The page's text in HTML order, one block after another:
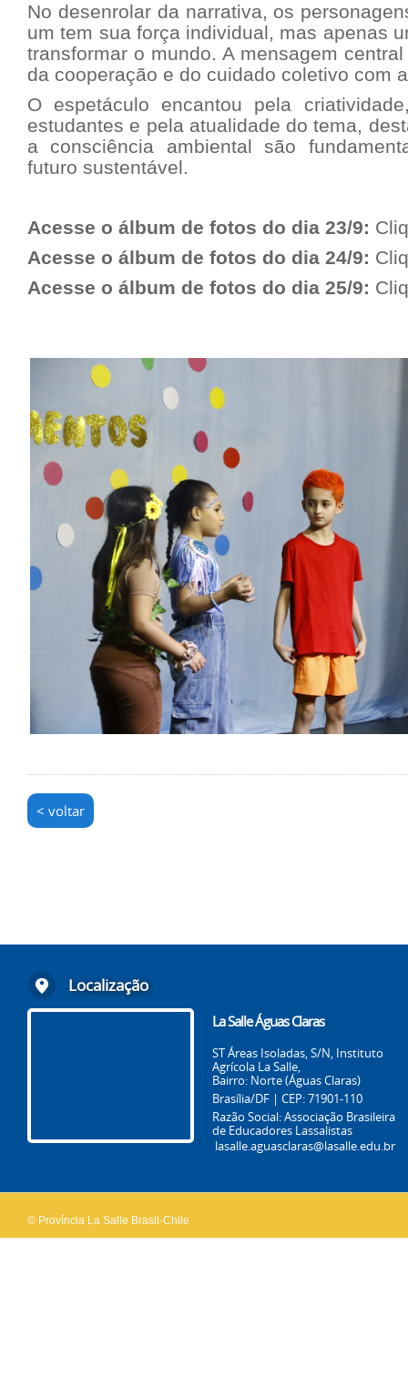
No desenrolar da narrativa, os
um tem sua força individual, mas apenas
transformar o mundo. A mensagem
da cooperação e do cuidado coletivo com
O espetáculo encantou pela
estudantes e pela atualidade do tema,
a consciência ambiental são
futuro sustentável.
Acesse o álbum de fotos do dia 23/9:
Acesse o álbum de fotos do dia 24/9:
Acesse o álbum de fotos do dia 25/9:
< voltar
Localização
La Salle Águas Claras
ST Áreas Isoladas, S/N, Instituto
Agrícola La Salle,
Bairro: Norte (Águas Claras)
Brasília/DF | CEP: 71901-110
Razão Social: Associação Brasileira
de Educadores Lassalistas
lasalle.aguasclaras@lasalle.edu.br
© Província La Salle Brasil-Chile